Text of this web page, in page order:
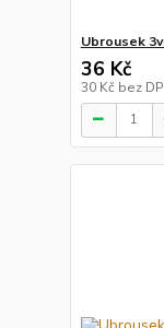
Ubrousek
36 Kč
30 Kč bez